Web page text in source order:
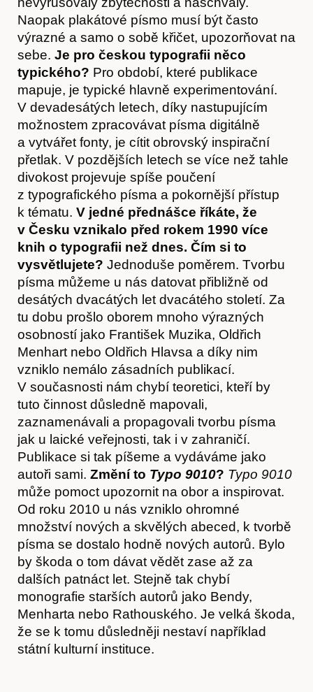
O nás
Obchod
Kontakt
Naopak plakátové písmo musí být často
výrazné a samo o sobě křičet, upozorňovat na
sebe. Je pro českou typografii něco
typického? Pro období, které publikace
mapuje, je typické hlavně experimentování.
V devadesátých letech, díky nastupujícím
možnostem zpracovávat písma digitálně
a vytvářet fonty, je cítit obrovský inspirační
přetlak. V pozdějších letech se více než tahle
divokost projevuje spíše poučení
z typografického písma a pokornější přístup
k tématu. V jedné přednášce říkáte, že
v Česku vznikalo před rokem 1990 více
knih o typografii než dnes. Čím si to
vysvětlujete? Jednoduše poměrem. Tvorbu
písma můžeme u nás datovat přibližně od
desátých dvacátých let dvacátého století. Za
tu dobu prošlo oborem mnoho výrazných
osobností jako František Muzika, Oldřich
Menhart nebo Oldřich Hlavsa a díky nim
vzniklo nemálo zásadních publikací.
V současnosti nám chybí teoretici, kteří by
tuto činnost důsledně mapovali,
zaznamenávali a propagovali tvorbu písma
jak u laické veřejnosti, tak i v zahraničí.
Publikace si tak píšeme a vydáváme jako
autoři sami. Změní to Typo 9010? Typo 9010
může pomoct upozornit na obor a inspirovat.
Od roku 2010 u nás vzniklo ohromné
množství nových a skvělých abeced, k tvorbě
písma se dostalo hodně nových autorů. Bylo
by škoda o tom dávat vědět zase až za
dalších patnáct let. Stejně tak chybí
monografie starších autorů jako Bendy,
Menharta nebo Rathouského. Je velká škoda,
že se k tomu důsledněji nestaví například
státní kulturní instituce.